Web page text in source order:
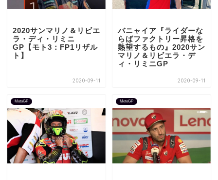
2020サンマリノ＆リビエ
ラ・ディ・リミニ
GP【モト3：FP1リザル
ト】
2020-09-11
バニャイア『ライダーな
らばファクトリー昇格を
熱望するもの』2020サン
マリノ＆リビエラ・デ
ィ・リミニGP
2020-09-11
MotoGP MotoGP